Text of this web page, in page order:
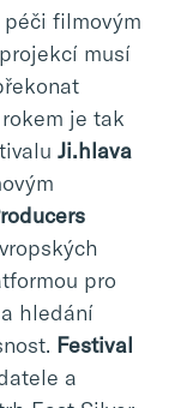
filmovým
musí
je tak
Ji.hlava
pro
hledání
Festival
a